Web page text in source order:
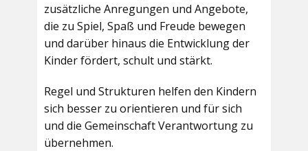
zusätzliche Anregungen und Angebote,
die zu Spiel, Spaß und Freude bewegen
und darüber hinaus die Entwicklung der
Kinder fördert, schult und stärkt.
Regel und Strukturen helfen den Kindern
sich besser zu orientieren und für sich
und die Gemeinschaft Verantwortung zu
übernehmen.